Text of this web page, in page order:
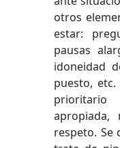
otros
estar:
pausas
idoneidad
puesto,
apropiada,
respeto. Se